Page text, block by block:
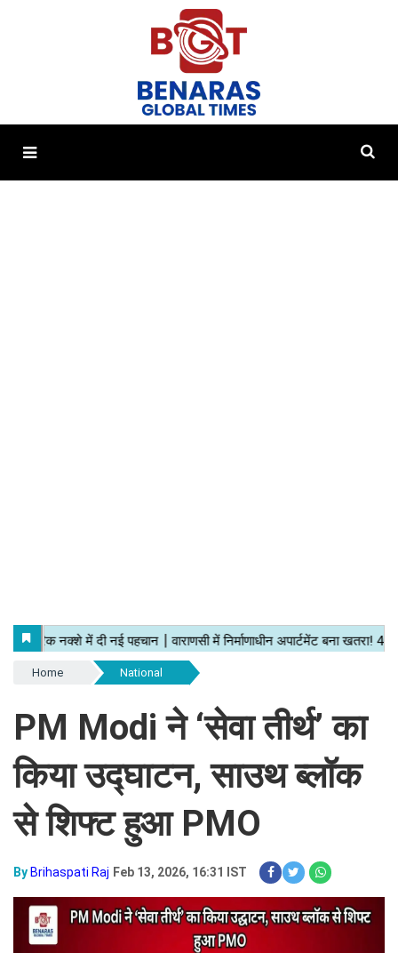
Home National
PM Modi ने ‘सेवा तीर्थ’ का
किया उद्घाटन, साउथ ब्लॉक
से शिफ्ट हुआ PMO
By Brihaspati Raj Feb 13, 2026, 16:31 IST